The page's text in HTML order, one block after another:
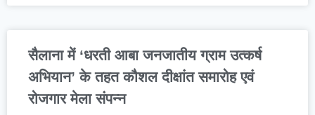
सैलाना में ‘धरती आबा जनजातीय ग्राम उत्कर्ष
अभियान’ के तहत कौशल दीक्षांत समारोह एवं
रोजगार मेला संपन्न